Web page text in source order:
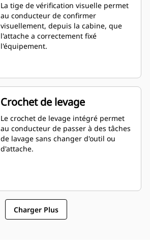
La tige de vérification visuelle permet
au conducteur de confirmer
visuellement, depuis la cabine, que
l'attache a correctement fixé
l'équipement.
Crochet de levage
Le crochet de levage intégré permet
au conducteur de passer à des tâches
de lavage sans changer d'outil ou
d'attache.
Charger Plus